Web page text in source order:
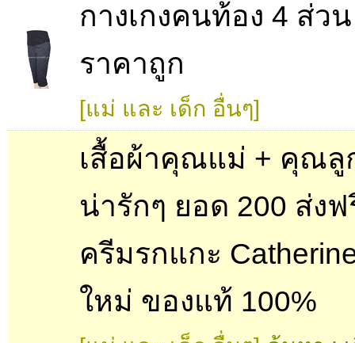
กางเกงคนท้อง 4 ส่ว
ราคาถูก
[แม่ และ เด็ก อื่นๆ]
เสื้อผ้าคุณแม่ + คุณลู
น่ารักๆ ยอด 200 ส่งฟ
ครีมรกแกะ
ใหม่ ของแท้ 100%